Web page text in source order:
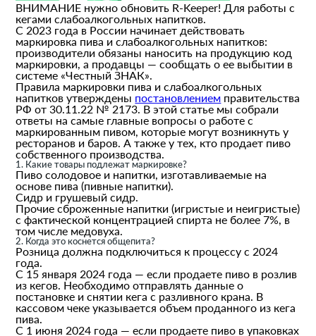
ВНИМАНИЕ нужно обновить R-Keeper! Для работы с
кегами слабоалкогольных напитков.
С 2023 года в России начинает действовать
маркировка пива и слабоалкогольных напитков:
производители обязаны наносить на продукцию код
маркировки, а продавцы — сообщать о ее выбытии в
системе «Честный ЗНАК».
Правила маркировки пива и слабоалкогольных
напитков утверждены постановлением правительства
РФ от 30.11.22 № 2173. В этой статье мы собрали
ответы на самые главные вопросы о работе с
маркированным пивом, которые могут возникнуть у
ресторанов и баров. А также у тех, кто продает пиво
собственного производства.
1. Какие товары подлежат маркировке?
Пиво солодовое и напитки, изготавливаемые на
основе пива (пивные напитки).
Сидр и грушевый сидр.
Прочие сброженные напитки (игристые и неигристые)
с фактической концентрацией спирта не более 7%, в
том числе медовуха.
2. Когда это коснется общепита?
Розница должна подключиться к процессу с 2024
года.
С 15 января 2024 года — если продаете пиво в розлив
из кегов. Необходимо отправлять данные о
постановке и снятии кега с разливного крана. В
кассовом чеке указывается объем проданного из кега
пива.
С 1 июня 2024 года — если продаете пиво в упаковках